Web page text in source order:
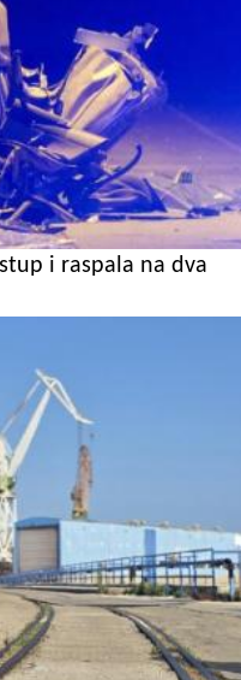
i raspala na dva